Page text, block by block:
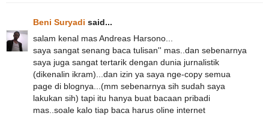
Beni Suryadi said...
salam kenal mas Andreas Harsono...
saya sangat senang baca tulisan'' mas..dan sebenarnya
saya juga sangat tertarik dengan dunia jurnalistik
(dikenalin ikram)...dan izin ya saya nge-copy semua
page di blognya...(mm sebenarnya sih sudah saya
lakukan sih) tapi itu hanya buat bacaan pribadi
mas..soale kalo tiap baca harus oline internet